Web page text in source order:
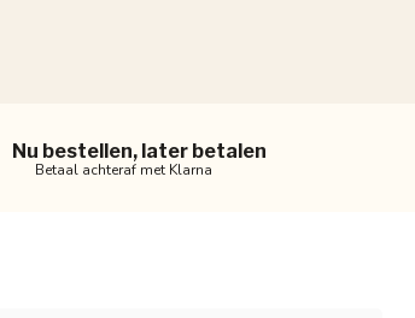
Nu bestellen, later betalen
Betaal achteraf met Klarna